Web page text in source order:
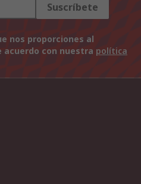
Suscríbete
nos proporciones al
acuerdo con nuestra política